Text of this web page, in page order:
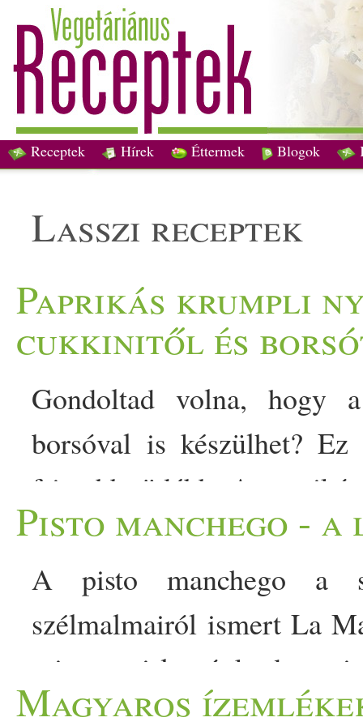
Receptek Hírek Éttermek Blogok
lasszi receptek
Paprikás krumpli
cukkinitől és
Gondoltad volna, hogy
borsóval is készülhet?
frissebb, üdébb. A
egy igazán otthonos
illatát, a sűrű, tunkolni
történik, ha ezt a
megszokott… The post
cukkinitől és borsótól lesz
Pisto manchego -
A pisto manchego a
szélmalmairól ismert La
mint a mi lecsónk, de a
hosszan és lassan főzik.
Magyaros